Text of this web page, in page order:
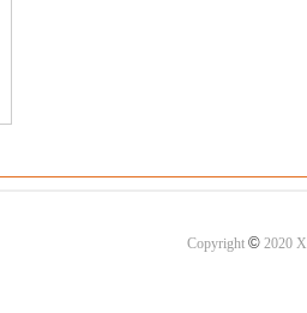
Copyright ©2020